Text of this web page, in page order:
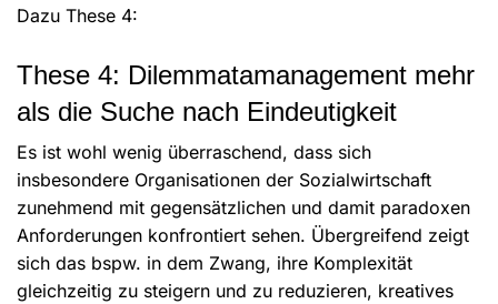
Dazu These 4:
These 4: Dilemmatamanagement mehr
als die Suche nach Eindeutigkeit
Es ist wohl wenig überraschend, dass sich
insbesondere Organisationen der Sozialwirtschaft
zunehmend mit gegensätzlichen und damit paradoxen
Anforderungen konfrontiert sehen. Übergreifend zeigt
sich das bspw. in dem Zwang, ihre Komplexität
gleichzeitig zu steigern und zu reduzieren, kreatives